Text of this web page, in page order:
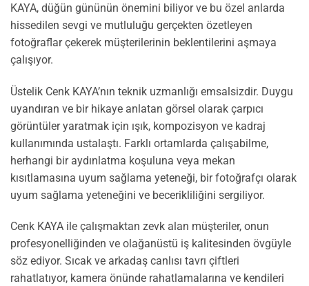
KAYA, düğün gününün önemini biliyor ve bu özel anlarda
hissedilen sevgi ve mutluluğu gerçekten özetleyen
fotoğraflar çekerek müşterilerinin beklentilerini aşmaya
çalışıyor.
Üstelik Cenk KAYA’nın teknik uzmanlığı emsalsizdir. Duygu
uyandıran ve bir hikaye anlatan görsel olarak çarpıcı
görüntüler yaratmak için ışık, kompozisyon ve kadraj
kullanımında ustalaştı. Farklı ortamlarda çalışabilme,
herhangi bir aydınlatma koşuluna veya mekan
kısıtlamasına uyum sağlama yeteneği, bir fotoğrafçı olarak
uyum sağlama yeteneğini ve becerikliliğini sergiliyor.
Cenk KAYA ile çalışmaktan zevk alan müşteriler, onun
profesyonelliğinden ve olağanüstü iş kalitesinden övgüyle
söz ediyor. Sıcak ve arkadaş canlısı tavrı çiftleri
rahatlatıyor, kamera önünde rahatlamalarına ve kendileri